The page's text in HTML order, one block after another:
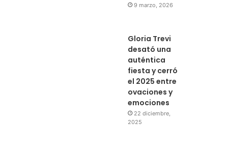
9 marzo, 2026
Gloria Trevi
desató una
auténtica
fiesta y cerró
el 2025 entre
ovaciones y
emociones
22 diciembre,
2025